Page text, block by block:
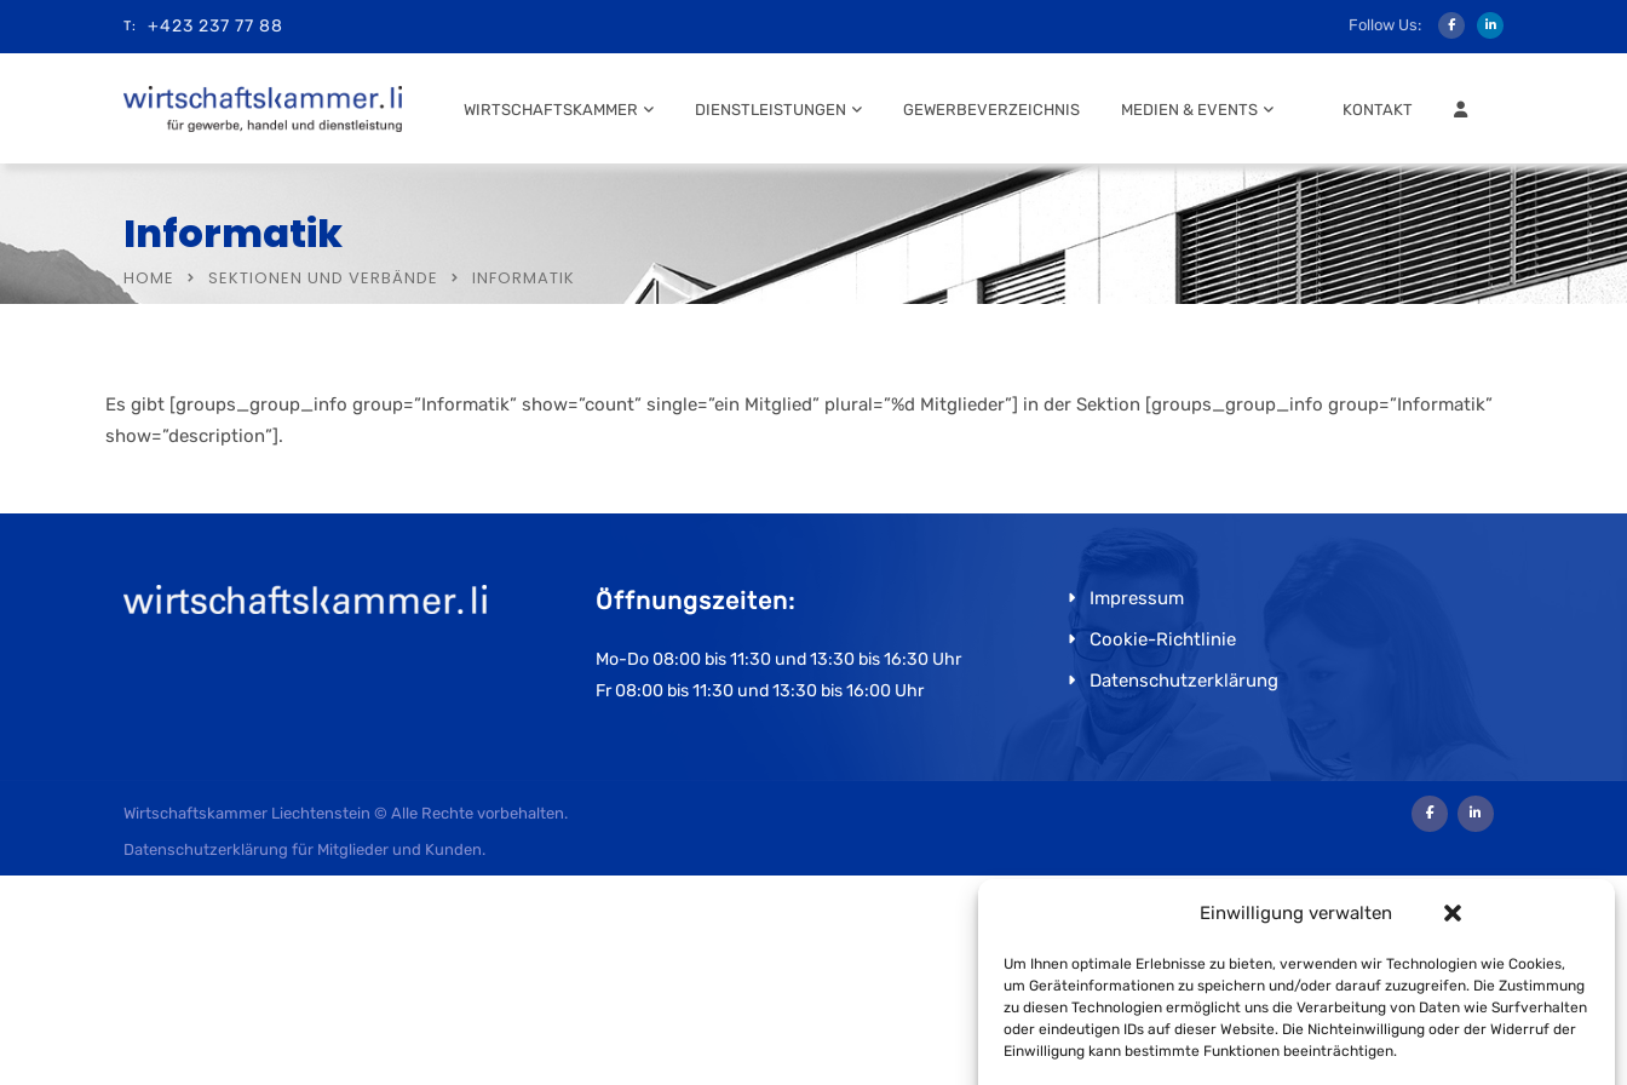
Einwilligung verwalten
Um Ihnen optimale Erlebnisse zu bieten, verwenden wir Technologien wie Cookies,
um Geräteinformationen zu speichern und/oder darauf zuzugreifen. Die Zustimmung
zu diesen Technologien ermöglicht uns die Verarbeitung von Daten wie Surfverhalten
oder eindeutigen IDs auf dieser Website. Die Nichteinwilligung oder der Widerruf der
Einwilligung kann bestimmte Funktionen beeinträchtigen.
T: +423 237 77 88 Follow Us:
WIRTSCHAFTSKAMMER DIENSTLEISTUNGEN GEWERBEVERZEICHNIS MEDIEN & EVENTS KONTAKT MITGLIEDER LOGIN
Informatik
HOME SEKTIONEN UND VERBÄNDE INFORMATIK
Es gibt [groups_group_info group=”Informatik” show=”count” single=”ein Mitglied” plural=”%d Mitglieder”] in der Sektion [groups_group_info group=”Informatik”
show=”description”].
Öffnungszeiten:
Mo-Do 08:00 bis 11:30 und 13:30 bis 16:30 Uhr
Fr 08:00 bis 11:30 und 13:30 bis 16:00 Uhr
Impressum
Cookie-Richtlinie
Datenschutzerklärung
Wirtschaftskammer Liechtenstein © Alle Rechte vorbehalten.
Datenschutzerklärung für Mitglieder und Kunden.